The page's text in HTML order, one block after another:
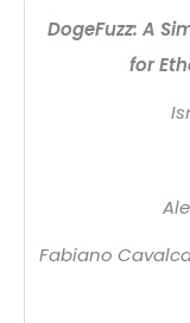
DogeFuzz: A
for
Fabiano